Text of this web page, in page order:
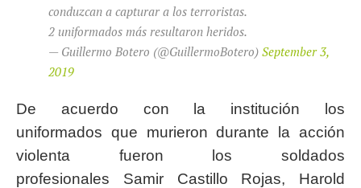
conduzcan a capturar a los terroristas.
2 uniformados más resultaron heridos.
— Guillermo Botero (@GuillermoBotero) September 3,
2019
De acuerdo con la institución los
uniformados que murieron durante la acción
violenta fueron los soldados
profesionales Samir Castillo Rojas, Harold